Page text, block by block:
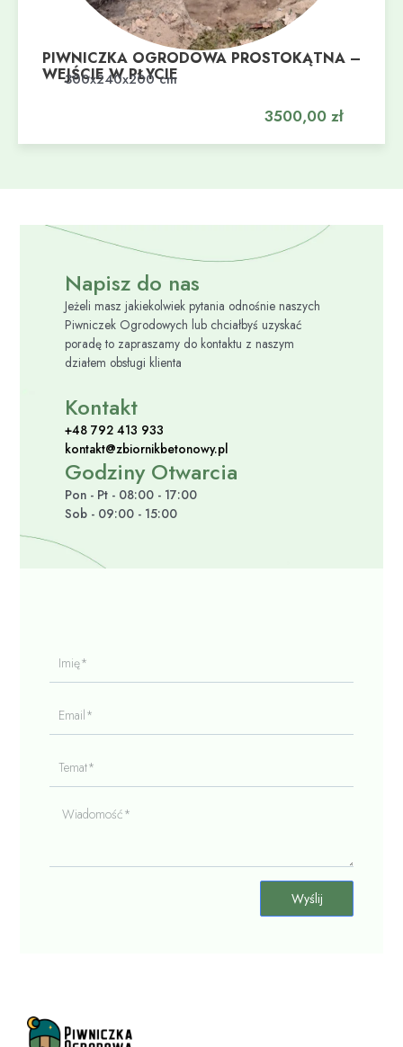
PIWNICZKA OGRODOWA PROSTOKĄTNA –
WEJŚCIE W PŁYCIE
300x240x200 cm
3500,00 zł
Dodaj do koszyka
Napisz do nas
Jeżeli masz jakiekolwiek pytania odnośnie naszych
Piwniczek Ogrodowych lub chciałbyś uzyskać
poradę to zapraszamy do kontaktu z naszym
działem obsługi klienta
Kontakt
+48 792 413 933
kontakt@zbiornikbetonowy.pl
Godziny Otwarcia
Pon - Pt - 08:00 - 17:00
Sob - 09:00 - 15:00
Email*
Wiadomość*
Wyślij